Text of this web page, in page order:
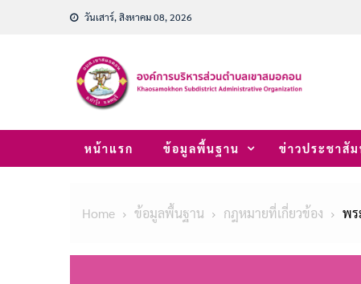
วันเสาร์, สิงหาคม 08, 2026
หน้าแรก ข้อมูลพื้นฐาน ข่าวประชาสั
Home ข้อมูลพื้นฐาน กฎหมายที่เกี่ยวข้อง พร